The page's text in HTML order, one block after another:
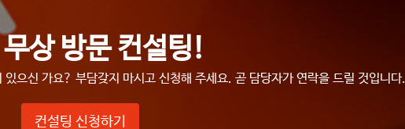
상 방문 컨설팅!
으신 가요? 부담갖지 마시고 신청해 주세요. 곧 담당자가 연락을 드릴 것입니다.
컨설팅 신청하기